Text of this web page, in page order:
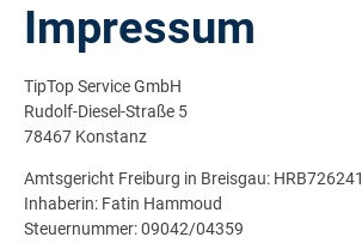
Impressum
TipTop Service GmbH
Rudolf-Diesel-Straße 5
78467 Konstanz
Amtsgericht Freiburg in Breisgau: HRB726241
Inhaberin: Fatin Hammoud
Steuernummer: 09042/04359